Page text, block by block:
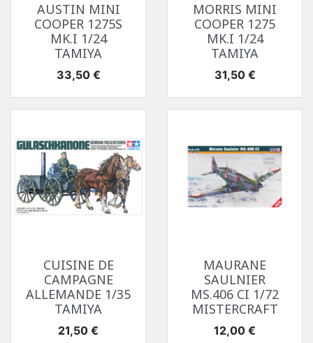
AUSTIN MINI
COOPER 1275S
MK.I 1/24
TAMIYA
Prix
33,50 €
MORRIS MINI
COOPER 1275
MK.I 1/24
TAMIYA
Prix
31,50 €
CUISINE DE
CAMPAGNE
ALLEMANDE 1/35
TAMIYA
Prix
21,50 €
MAURANE
SAULNIER
MS.406 CI 1/72
MISTERCRAFT
Prix
12,00 €